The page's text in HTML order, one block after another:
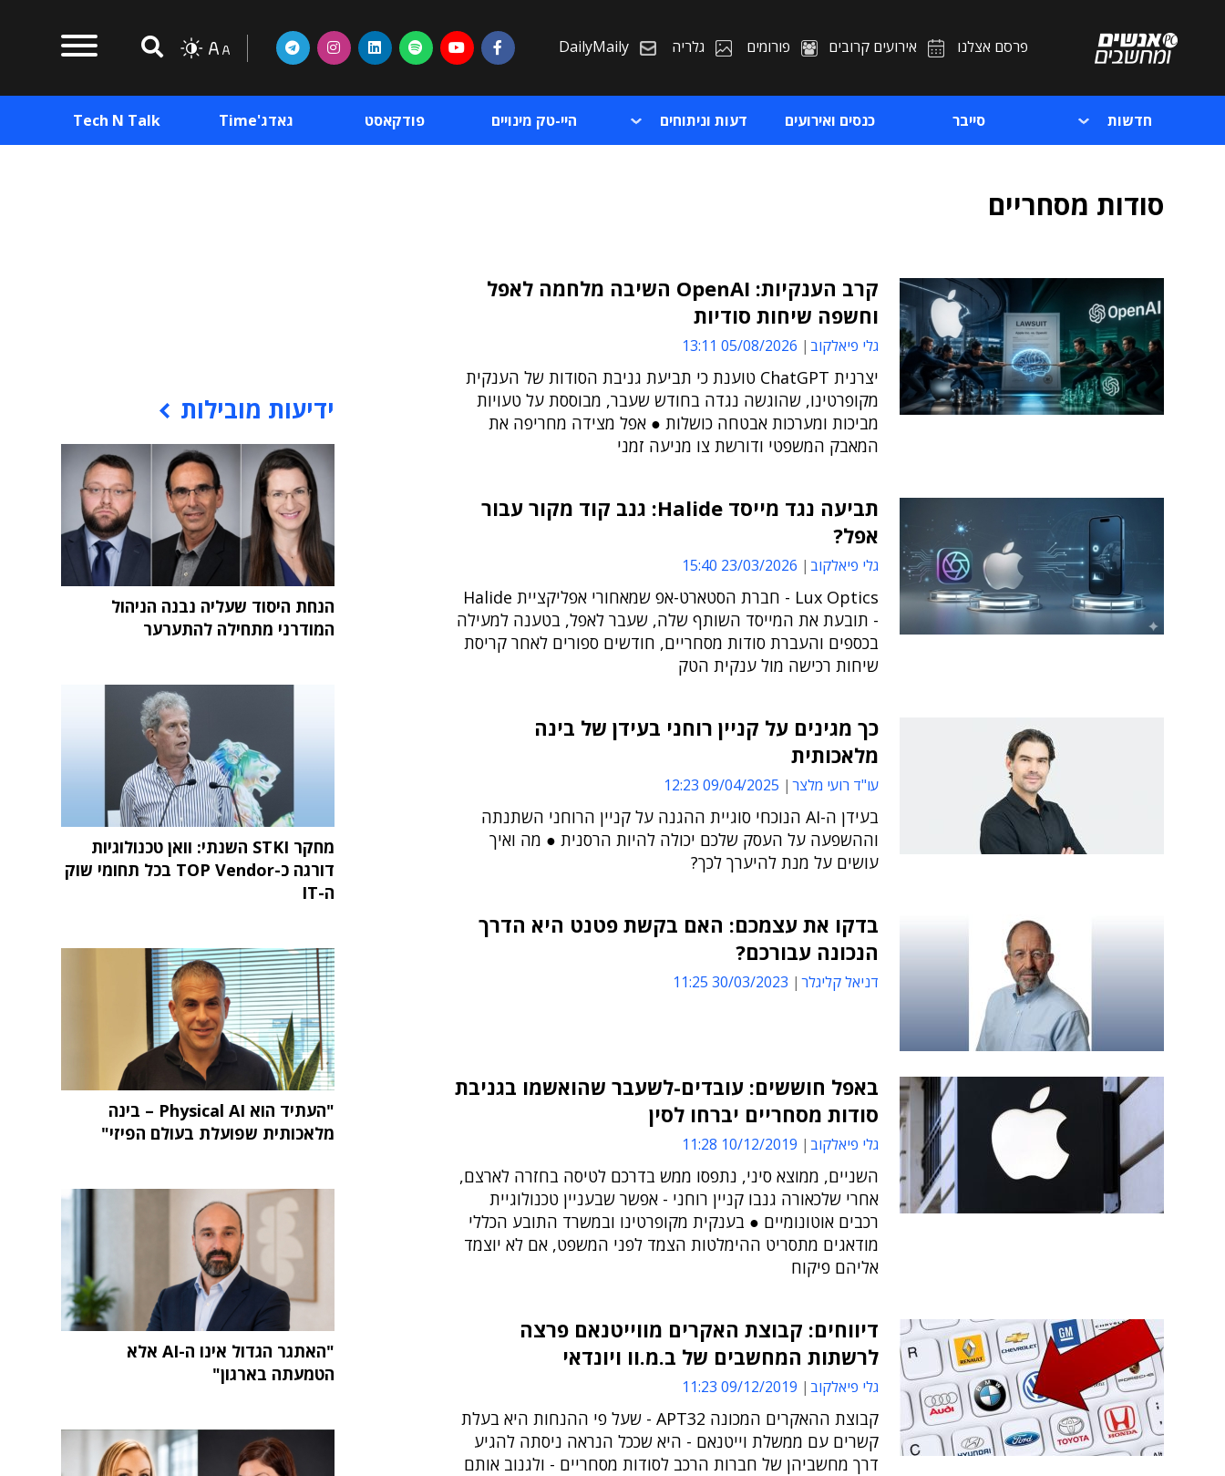
פרסם אצלנו אירועים קרובים פורומים גלריה DailyMaily
חדשות סייבר כנסים ואירועים דעות וניתוחים היי-טק מינויים פודקאסט גאדג'Time Tech N Talk
סודות מסחריים
קרב הענקיות: OpenAI השיבה מלחמה לאפל
וחשפה שיחות סודיות
גלי פיאלקוב 05/08/2026 13:11
יצרנית ChatGPT טוענת כי תביעת גניבת הסודות של הענקית
מקופרטינו, שהוגשה נגדה בחודש שעבר, מבוססת על טעויות
מביכות ומערכות אבטחה כושלות ● אפל מצידה מחריפה את
המאבק המשפטי ודורשת צו מניעה זמני
תביעה נגד מייסד Halide: גנב קוד מקור עבור
אפל?
גלי פיאלקוב 23/03/2026 15:40
Lux Optics - חברת הסטארט-אפ שמאחורי אפליקציית Halide
- תובעת את המייסד השותף שלה, שעבר לאפל, בטענה למעילה
בכספים והעברת סודות מסחריים, חודשים ספורים לאחר קריסת
שיחות רכישה מול ענקית הטק
כך מגינים על קניין רוחני בעידן של בינה
מלאכותית
עו"ד רועי מלצר 09/04/2025 12:23
בעידן ה-AI הנוכחי סוגיית ההגנה על קניין הרוחני השתנתה
וההשפעה על העסק שלכם יכולה להיות הרסנית ● מה ואיך
עושים על מנת להיערך לכך?
בדקו את עצמכם: האם בקשת פטנט היא הדרך
הנכונה עבורכם?
דניאל קליגלר 30/03/2023 11:25
באפל חוששים: עובדים-לשעבר שהואשמו בגניבת
סודות מסחריים יברחו לסין
גלי פיאלקוב 10/12/2019 11:28
השניים, ממוצא סיני, נתפסו ממש בדרכם לטיסה בחזרה לארצם,
אחרי שלכאורה גנבו קניין רוחני - אפשר שבעניין טכנולוגיית
רכבים אוטונומיים ● בענקית מקופרטינו ובמשרד התובע הכללי
מודאגים מתסריט ההימלטות הצמד לפני המשפט, אם לא יוצמד
אליהם פיקוח
דיווחים: קבוצת האקרים מווייטנאם פרצה
לרשתות המחשבים של ב.מ.וו ויונדאי
גלי פיאלקוב 09/12/2019 11:23
קבוצת ההאקרים המכונה APT32 - שעל פי ההנחות היא בעלת
קשרים עם ממשלת וייטנאם - היא שככל הנראה ניסתה להגיע
דרך מחשביהן של חברות הרכב לסודות מסחריים - ולגנוב אותם
ידיעות מובילות
הנחת היסוד שעליה נבנה הניהול
המודרני מתחילה להתערער
מחקר STKI השנתי: וואן טכנולוגיות
דורגה כ-TOP Vendor בכל תחומי שוק
ה-IT
"העתיד הוא Physical AI – בינה
מלאכותית שפועלת בעולם הפיזי"
"האתגר הגדול אינו ה-AI אלא
הטמעתה בארגון"